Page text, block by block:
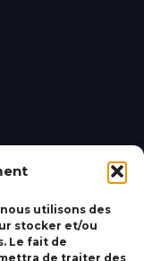
utilisons des
stocker et/ou
Le fait de
de traiter des